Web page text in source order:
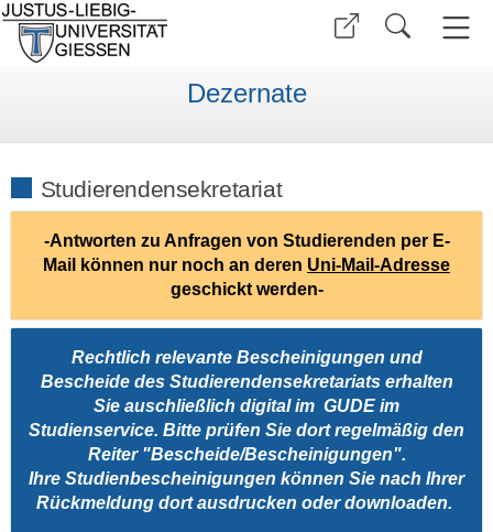
Dezernate
Studierendensekretariat
-Antworten zu Anfragen von Studierenden per E-
Mail können nur noch an deren Uni-Mail-Adresse
geschickt werden-
Rechtlich relevante Bescheinigungen und
Bescheide des Studierendensekretariats erhalten
Sie auschließlich digital im GUDE im
Studienservice. Bitte prüfen Sie dort regelmäßig den
Reiter "Bescheide/Bescheinigungen".
Ihre Studienbescheinigungen können Sie nach Ihrer
Rückmeldung dort ausdrucken oder downloaden.